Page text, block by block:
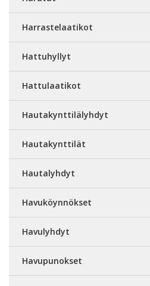
Harrastelaatikot
Hattuhyllyt
Hattulaatikot
Hautakynttilälyhdyt
Hautakynttilät
Hautalyhdyt
Havuköynnökset
Havulyhdyt
Havupunokset